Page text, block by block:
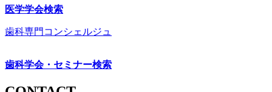
医学学会検索
歯科専門コンシェルジュ
歯科学会・セミナー検索